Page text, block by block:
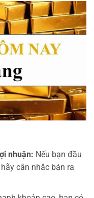
nhuận: Nếu bạn đầu
cân nhắc bán ra